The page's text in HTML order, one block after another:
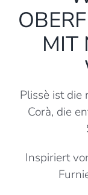
MIT
Plissè ist die
Corà, die
Inspiriert